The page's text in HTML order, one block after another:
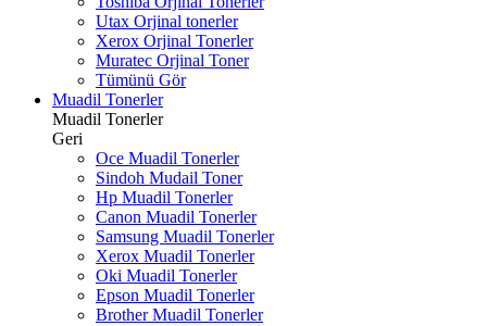
Utax Orjinal tonerler
Xerox Orjinal Tonerler
Muratec Orjinal Toner
Tümünü Gör
Muadil Tonerler
Muadil Tonerler
Geri
Oce Muadil Tonerler
Sindoh Mudail Toner
Hp Muadil Tonerler
Canon Muadil Tonerler
Samsung Muadil Tonerler
Xerox Muadil Tonerler
Oki Muadil Tonerler
Epson Muadil Tonerler
Brother Muadil Tonerler